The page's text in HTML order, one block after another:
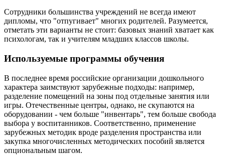
Сотрудники большинства учреждений не всегда имеют
дипломы, что "отпугивает" многих родителей. Разумеется,
отметать эти варианты не стоит: базовых знаний хватает как
психологам, так и учителям младших классов школы.
Используемые программы обучения
В последнее время российские организации дошкольного
характера заимствуют зарубежные подходы: например,
разделение помещений на зоны под отдельные занятия или
игры. Отечественные центры, однако, не скупаются на
оборудовании - чем больше "инвентарь", тем больше свобода
выбора у воспитанников. Соответственно, применение
зарубежных методик вроде разделения пространства или
закупка многочисленных методических пособий является
опциональным шагом.